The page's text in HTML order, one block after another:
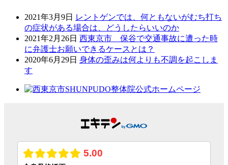
2021年3月9日 レントゲンでは、何ともないがむち打ち
の症状がある場合は、どうしたらいいのか
2021年2月26日 西東京市 保谷で交通事故に遭った時
に弁護士お願いできるケースとは？
2020年6月29日 身体の歪みは何よりも不調を起こしま
す